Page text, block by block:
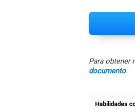
Para obtener
documento.
Habilidades